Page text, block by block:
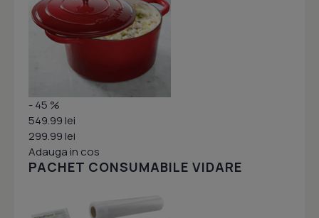
- 45 %
549.99 lei
299.99 lei
Adauga in cos
PACHET CONSUMABILE VIDARE